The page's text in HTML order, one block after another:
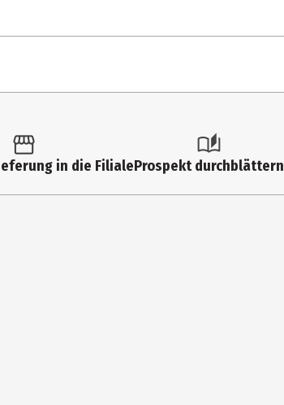
Controller & Gamepads
Headset-Anschluss
in die FilialeProspekt durchblättern